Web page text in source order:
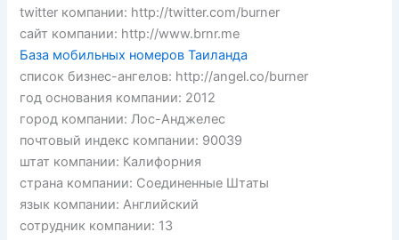
twitter компании: http://twitter.com/burner
сайт компании: http://www.brnr.me
База мобильных номеров Таиланда
список бизнес-ангелов: http://angel.co/burner
год основания компании: 2012
город компании: Лос-Анджелес
почтовый индекс компании: 90039
штат компании: Калифорния
страна компании: Соединенные Штаты
язык компании: Английский
сотрудник компании: 13